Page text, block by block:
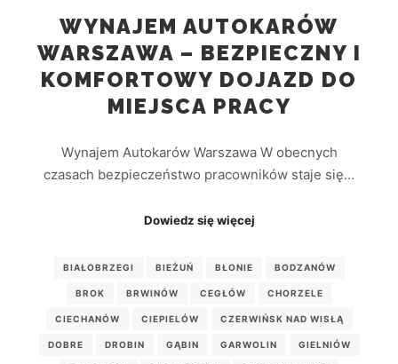
WYNAJEM AUTOKARÓW
WARSZAWA – BEZPIECZNY I
KOMFORTOWY DOJAZD DO
MIEJSCA PRACY
Wynajem Autokarów Warszawa W obecnych
czasach bezpieczeństwo pracowników staje się…
Dowiedz się więcej
BIAŁOBRZEGI BIEŻUŃ BŁONIE BODZANÓW
BROK BRWINÓW CEGŁÓW CHORZELE
CIECHANÓW CIEPIELÓW CZERWIŃSK NAD WISŁĄ
DOBRE DROBIN GĄBIN GARWOLIN GIELNIÓW